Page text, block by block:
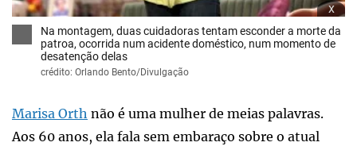
x
Na montagem, duas cuidadoras tentam esconder a morte da
patroa, ocorrida num acidente doméstico, num momento de
desatenção delas
crédito: Orlando Bento/Divulgação
Marisa Orth não é uma mulher de meias palavras.
Aos 60 anos, ela fala sem embaraço sobre o atual